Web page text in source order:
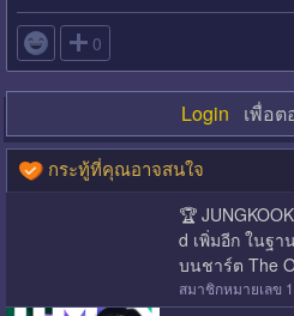
 0
Login เพื่อต
กระทู้ที่คุณอาจสนใจ
🏆
d เพิ่มอีก ในฐ
บนชาร์ต The
สมาชิกหมายเลข